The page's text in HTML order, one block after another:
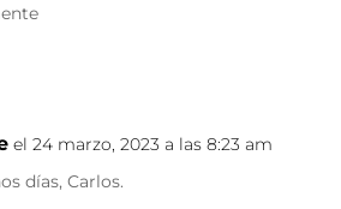
el 24 marzo, 2023 a las 8:23 am
días, Carlos.